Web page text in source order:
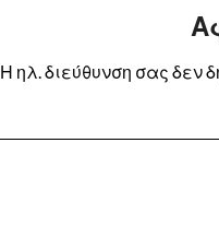
Η ηλ. διεύθυνση σας δεν